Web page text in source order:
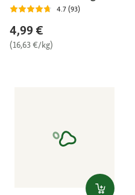
4.7 (93)
4,99 €
(16,63 €/kg)